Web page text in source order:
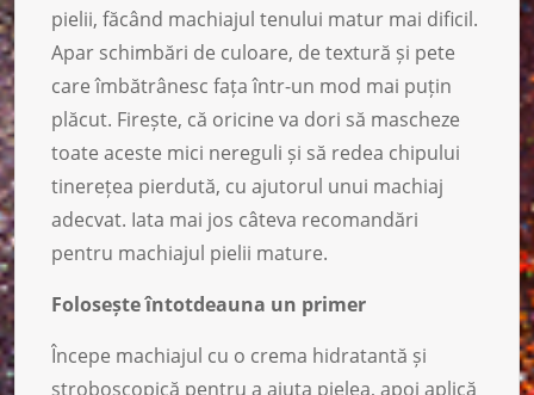
pielii, făcând machiajul tenului matur mai dificil.
Apar schimbări de culoare, de textură și pete
care îmbătrânesc fața într-un mod mai puțin
plăcut. Firește, că oricine va dori să mascheze
toate aceste mici nereguli și să redea chipului
tinerețea pierdută, cu ajutorul unui machiaj
adecvat. Iata mai jos câteva recomandări
pentru machiajul pielii mature.
Folosește întotdeauna un primer
Începe machiajul cu o crema hidratantă și
stroboscopică pentru a ajuta pielea, apoi aplică